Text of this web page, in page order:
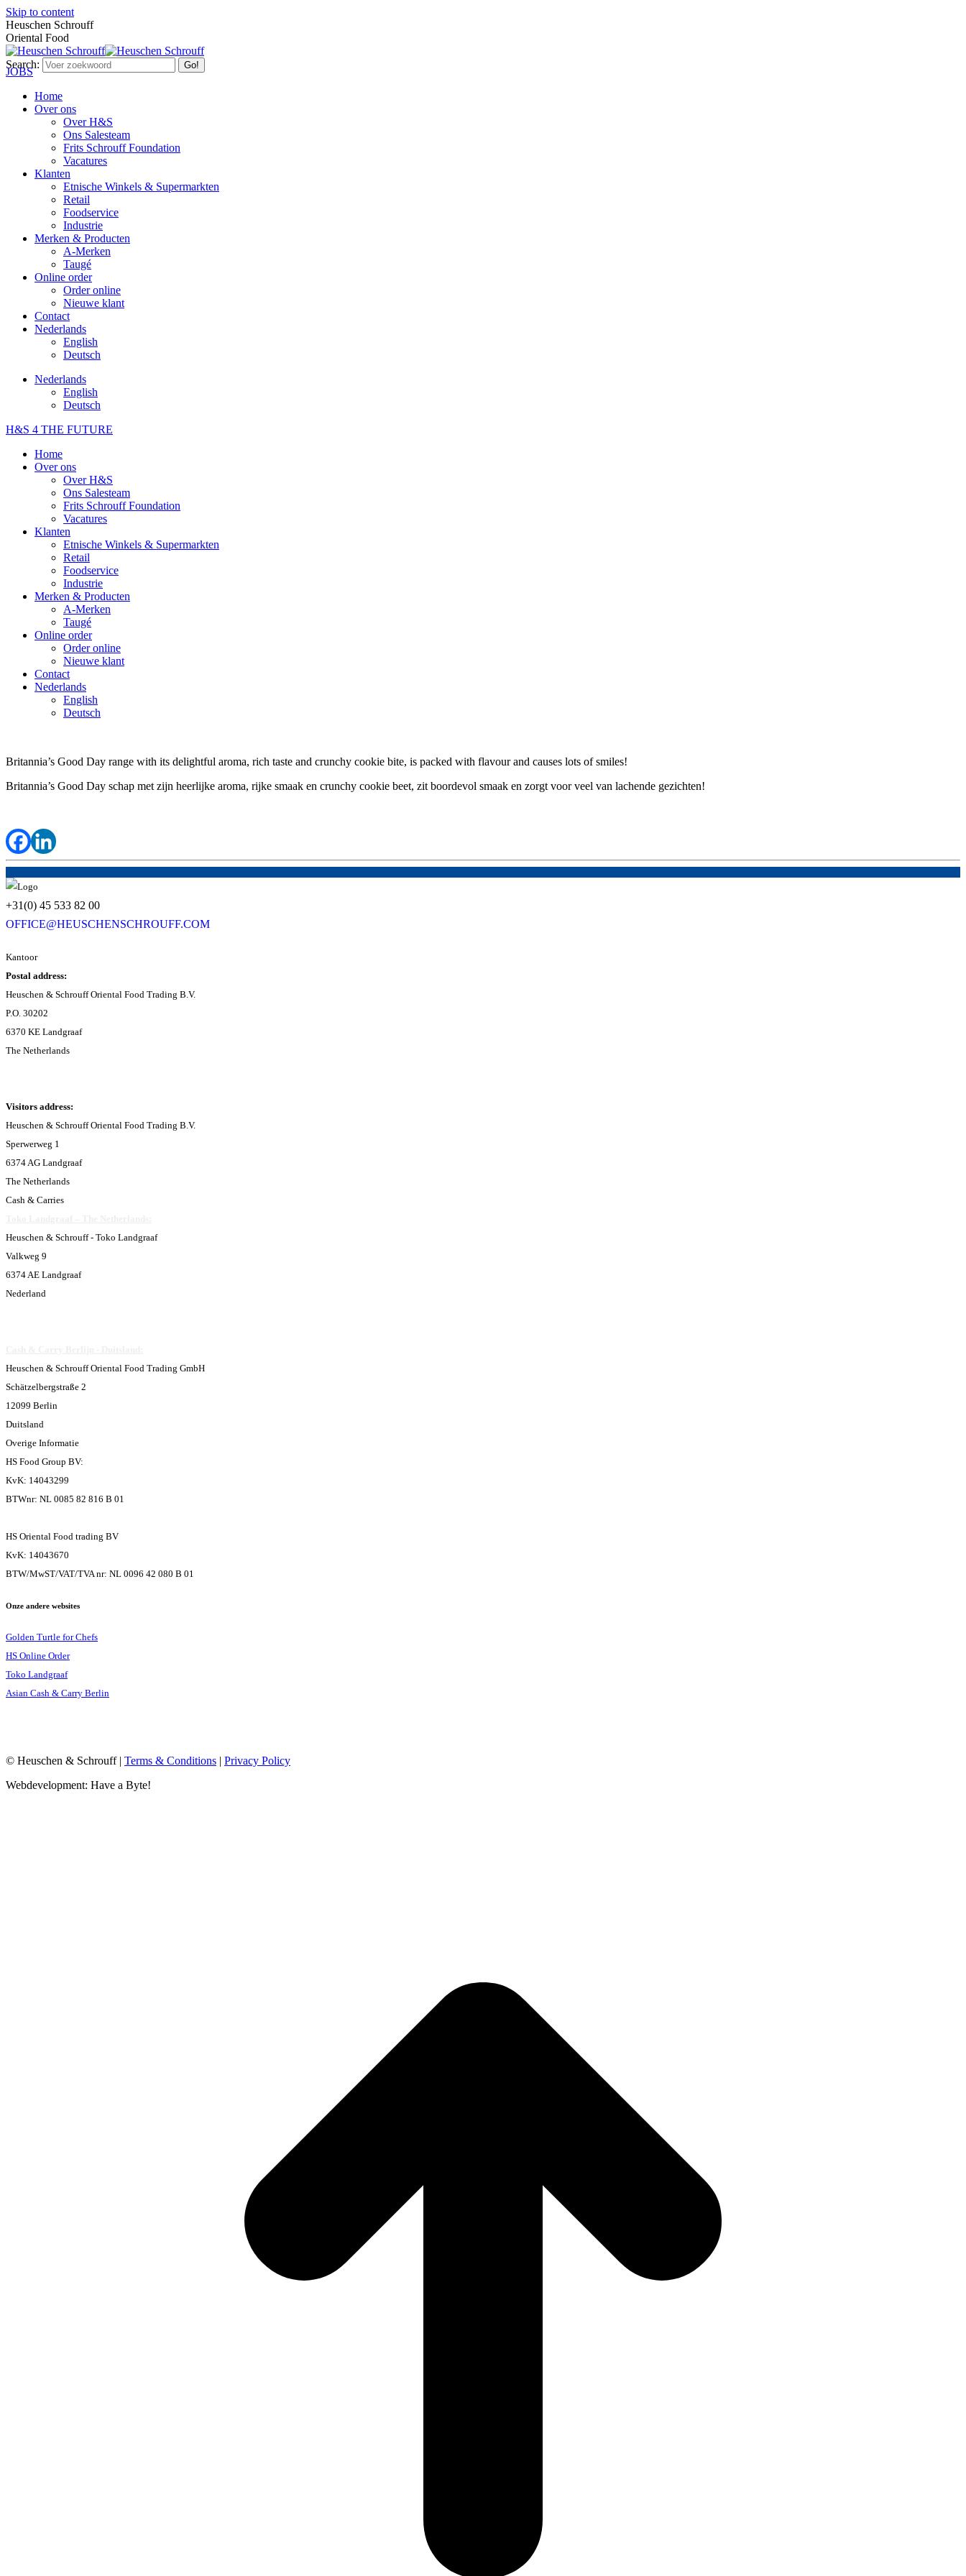
Skip to content
Heuschen Schrouff
Oriental Food
Search:
JOBS
Home
Over ons
Over H&S
Ons Salesteam
Frits Schrouff Foundation
Vacatures
Klanten
Etnische Winkels & Supermarkten
Retail
Foodservice
Industrie
Merken & Producten
A-Merken
Taugé
Online order
Order online
Nieuwe klant
Contact
Nederlands
English
Deutsch
Nederlands
English
Deutsch
H&S 4 THE FUTURE
Home
Over ons
Over H&S
Ons Salesteam
Frits Schrouff Foundation
Vacatures
Klanten
Etnische Winkels & Supermarkten
Retail
Foodservice
Industrie
Merken & Producten
A-Merken
Taugé
Online order
Order online
Nieuwe klant
Contact
Nederlands
English
Deutsch
Britannia’s Good Day range with its delightful aroma, rich taste and crunchy cookie bite, is packed with flavour and causes lots of smiles!
Britannia’s Good Day schap met zijn heerlijke aroma, rijke smaak en crunchy cookie beet, zit boordevol smaak en zorgt voor veel van lachende gezichten!
+31(0) 45 533 82 00
OFFICE@HEUSCHENSCHROUFF.COM
Kantoor
Postal address:
Heuschen & Schrouff Oriental Food Trading B.V.
P.O. 30202
6370 KE Landgraaf
The Netherlands
Visitors address:
Heuschen & Schrouff Oriental Food Trading B.V.
Sperwerweg 1
6374 AG Landgraaf
The Netherlands
Cash & Carries
Heuschen & Schrouff - Toko Landgraaf
Valkweg 9
6374 AE Landgraaf
Nederland
Heuschen & Schrouff Oriental Food Trading GmbH
Schätzelbergstraße 2
12099 Berlin
Duitsland
Overige Informatie
HS Food Group BV:
KvK: 14043299
BTWnr: NL 0085 82 816 B 01
HS Oriental Food trading BV
KvK: 14043670
BTW/MwST/VAT/TVA nr: NL 0096 42 080 B 01
Onze andere websites
Golden Turtle for Chefs
HS Online Order
Toko Landgraaf
Asian Cash & Carry Berlin
© Heuschen & Schrouff | Terms & Conditions | Privacy Policy
Webdevelopment: Have a Byte!